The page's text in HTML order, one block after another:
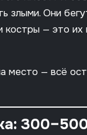
злыми. Они
костры — это их
место — всё